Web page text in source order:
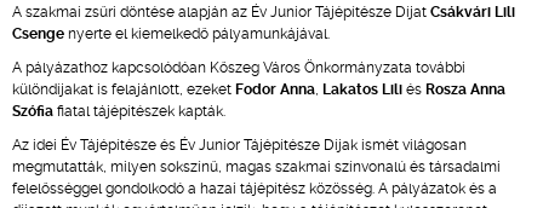
A szakmai zsűri döntése alapján az Év Junior Tájépítésze Díjat Csákvári Lili
Csenge nyerte el kiemelkedő pályamunkájával.
A pályázathoz kapcsolódóan Kőszeg Város Önkormányzata további
különdíjakat is felajánlott, ezeket Fodor Anna, Lakatos Lili és Rosza Anna
Szófia fiatal tájépítészek kapták.
Az idei Év Tájépítésze és Év Junior Tájépítésze Díjak ismét világosan
megmutatták, milyen sokszínű, magas szakmai színvonalú és társadalmi
felelősséggel gondolkodó a hazai tájépítész közösség. A pályázatok és a